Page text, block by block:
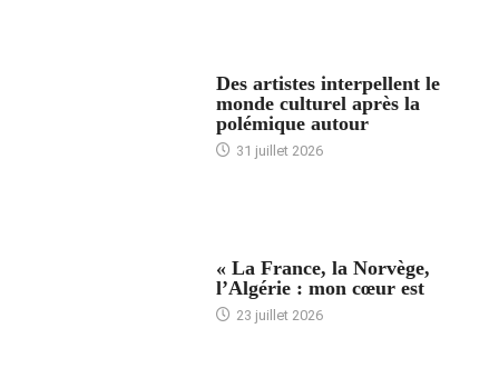
Des artistes interpellent le
monde culturel après la
polémique autour
31 juillet 2026
« La France, la Norvège,
l’Algérie : mon cœur est
23 juillet 2026